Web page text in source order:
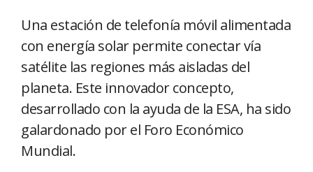
Una estación de telefonía móvil alimentada
con energía solar permite conectar vía
satélite las regiones más aisladas del
planeta. Este innovador concepto,
desarrollado con la ayuda de la ESA, ha sido
galardonado por el Foro Económico
Mundial.